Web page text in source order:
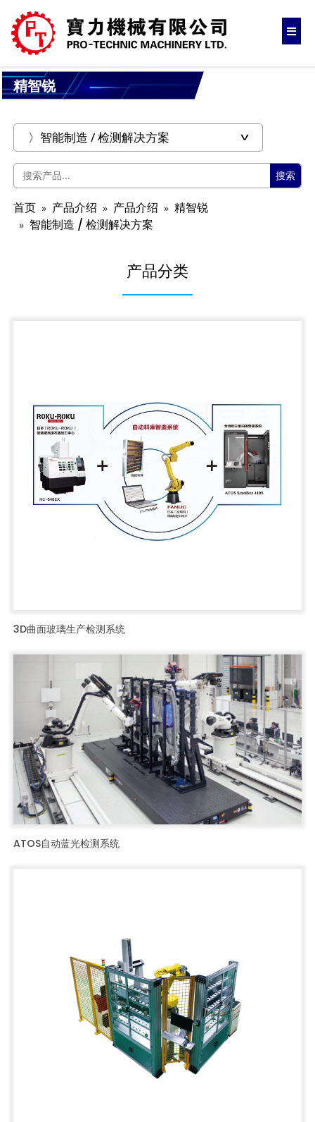
精智锐
搜索
首页 产品介绍 产品介绍
精智锐
智能制造 / 检测解决方案
产品分类
3D曲面玻璃生产检测系统
ATOS自动蓝光检测系统